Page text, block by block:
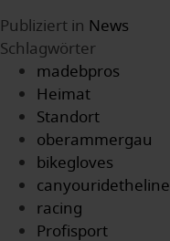
Publiziert in News
Schlagwörter
madebpros
Heimat
Standort
oberammergau
bikegloves
canyouridetheline
racing
Profisport